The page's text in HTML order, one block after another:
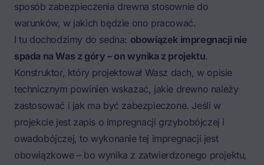
sposób zabezpieczenia drewna stosownie do
warunków, w jakich będzie ono pracować.
I tu dochodzimy do sedna: obowiązek impregnacji nie
spada na Was z góry – on wynika z projektu.
Konstruktor, który projektował Wasz dach, w opisie
technicznym powinien wskazać, jakie drewno należy
zastosować i jak ma być zabezpieczone. Jeśli w
projekcie jest zapis o impregnacji grzybobójczej i
owadobójczej, to wykonanie tej impregnacji jest
obowiązkowe – bo wynika z zatwierdzonego projektu,